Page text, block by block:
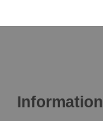
Information